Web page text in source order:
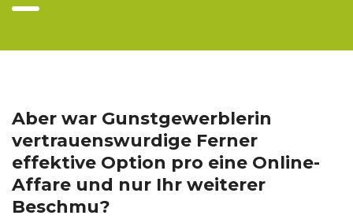
Aber war Gunstgewerblerin
vertrauenswurdige Ferner
effektive Option pro eine Online-
Affare und nur Ihr weiterer
Beschmu?